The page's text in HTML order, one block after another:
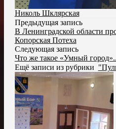
Николь Шклярская
Предыдущая запись
В Ленинградской области
Копорская Потеха
Следующая запись
Что же такое «Умный город»..
Ещё записи из рубрики